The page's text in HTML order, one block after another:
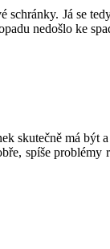
Já se
nedošlo ke
skutečně má
spíše